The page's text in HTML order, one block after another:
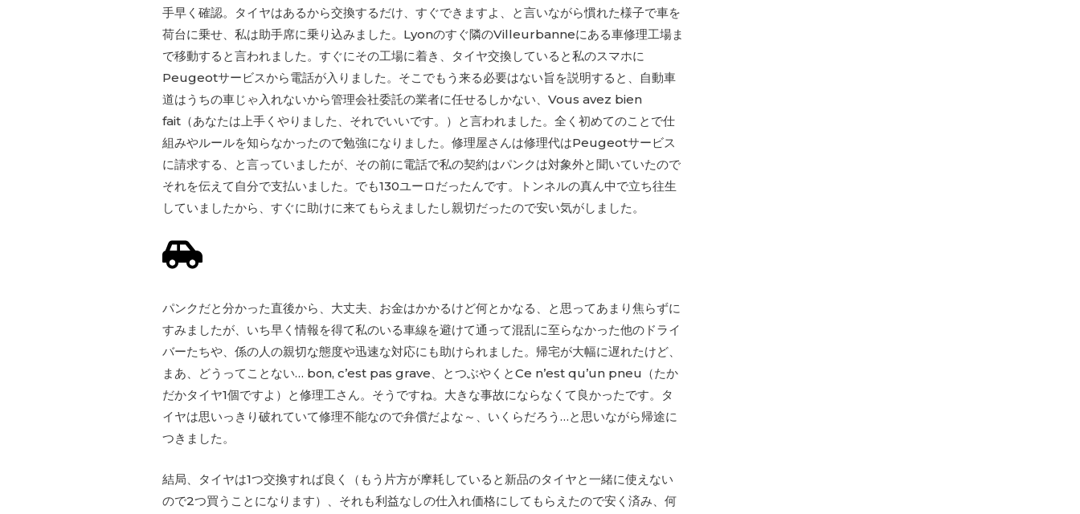
手早く確認。タイヤはあるから交換するだけ、すぐできますよ、と言いながら慣れた様子で車を
荷台に乗せ、私は助手席に乗り込みました。Lyonのすぐ隣のVilleurbanneにある車修理工場ま
で移動すると言われました。すぐにその工場に着き、タイヤ交換していると私のスマホに
Peugeotサービスから電話が入りました。そこでもう来る必要はない旨を説明すると、自動車
道はうちの車じゃ入れないから管理会社委託の業者に任せるしかない、Vous avez bien
fait（あなたは上手くやりました、それでいいです。）と言われました。全く初めてのことで仕
組みやルールを知らなかったので勉強になりました。修理屋さんは修理代はPeugeotサービス
に請求する、と言っていましたが、その前に電話で私の契約はパンクは対象外と聞いていたので
それを伝えて自分で支払いました。でも130ユーロだったんです。トンネルの真ん中で立ち往生
していましたから、すぐに助けに来てもらえましたし親切だったので安い気がしました。
パンクだと分かった直後から、大丈夫、お金はかかるけど何とかなる、と思ってあまり焦らずに
すみましたが、いち早く情報を得て私のいる車線を避けて通って混乱に至らなかった他のドライ
バーたちや、係の人の親切な態度や迅速な対応にも助けられました。帰宅が大幅に遅れたけど、
まあ、どうってことない… bon, c’est pas grave、とつぶやくとCe n’est qu’un pneu（たか
だかタイヤ1個ですよ）と修理工さん。そうですね。大きな事故にならなくて良かったです。タ
イヤは思いっきり破れていて修理不能なので弁償だよな～、いくらだろう…と思いながら帰途に
つきました。
結局、タイヤは1つ交換すれば良く（もう片方が摩耗していると新品のタイヤと一緒に使えない
ので2つ買うことになります）、それも利益なしの仕入れ価格にしてもらえたので安く済み、何